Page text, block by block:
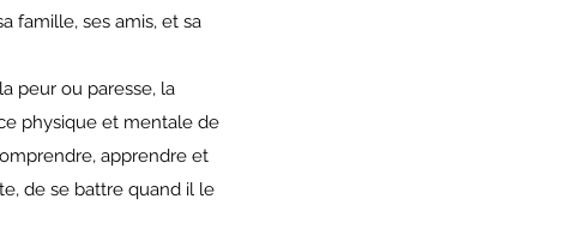
famille, ses amis, et sa
peur ou paresse, la
physique et mentale de
apprendre et
de se battre quand il le